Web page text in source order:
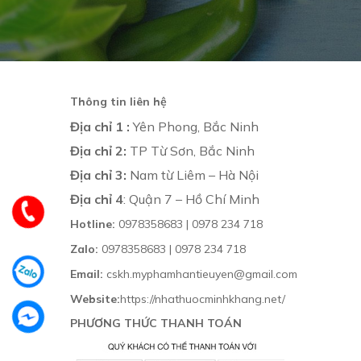
Thông tin liên hệ
Địa chỉ 1 :Yên Phong, Bắc Ninh
Địa chỉ 2: TP Từ Sơn, Bắc Ninh
Địa chỉ 3: Nam từ Liêm – Hà Nội
Địa chỉ 4: Quận 7 – Hồ Chí Minh
Hotline: 0978358683 | 0978 234 718
Zalo: 0978358683 | 0978 234 718
Email: cskh.myphamhantieuyen@gmail.com
Website:https://nhathuocminhkhang.net/
PHƯƠNG THỨC THANH TOÁN